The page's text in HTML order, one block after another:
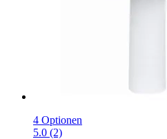
4 Optionen
5.0 (2)